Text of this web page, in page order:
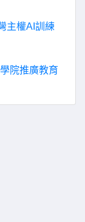
主權AI訓練
院推廣教育